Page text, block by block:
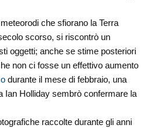
che sfiorano la Terra
scorso, si riscontrò un
oggetti; anche se stime posteriori
non ci fosse un effettivo aumento
durante il mese di febbraio, una
Ian Holliday sembrò confermare la
raccolte durante gli anni